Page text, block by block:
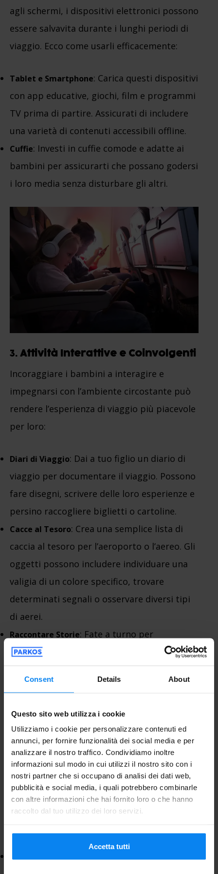
Consent Details About
Questo sito web utilizza i cookie
Utilizziamo i cookie per personalizzare contenuti ed
annunci, per fornire funzionalità dei social media e per
analizzare il nostro traffico. Condividiamo inoltre
informazioni sul modo in cui utilizzi il nostro sito con i
nostri partner che si occupano di analisi dei dati web,
pubblicità e social media, i quali potrebbero combinarle
con altre informazioni che hai fornito loro o che hanno
raccolto dal tuo utilizzo dei loro servizi.
Accetta tutti
agli schermi, i dispositivi elettronici possono
essere salvavita durante i lunghi periodi di
viaggio. Ecco come usarli efficacemente:
Tablet e Smartphone: Carica questi dispositivi
con app educative, giochi, film e programmi
TV prima di partire. Assicurati di includere
una varietà di contenuti accessibili offline.
Cuffie: Investi in cuffie comode e adatte ai
bambini per assicurarti che possano godersi
i loro media senza disturbare gli altri.
3. Attività Interattive e Coinvolgenti
Incoraggiare i bambini a interagire e
impegnarsi con l’ambiente circostante può
rendere l’esperienza di viaggio più piacevole
per loro:
Diari di Viaggio: Dai a tuo figlio un diario di
viaggio per documentare il viaggio. Possono
fare disegni, scrivere delle loro esperienze e
persino raccogliere biglietti o cartoline.
Cacce al Tesoro: Crea una semplice lista di
caccia al tesoro per l’aeroporto o l’aereo. Gli
oggetti possono includere individuare una
valigia di un colore specifico, trovare
determinati segnali o osservare diversi tipi
di aerei.
Raccontare Storie: Fate a turno per
raccontare storie. Puoi iniziare una storia e
4.Snack e Bevande
I bambini affamati sono spesso irritabili.
Mantieni una varietà di snack sani e bevande
a portata di mano per evitare la fame e
mantenere alti i livelli di energia. Alcune
Fette di Frutta e Bastoncini di Verdura